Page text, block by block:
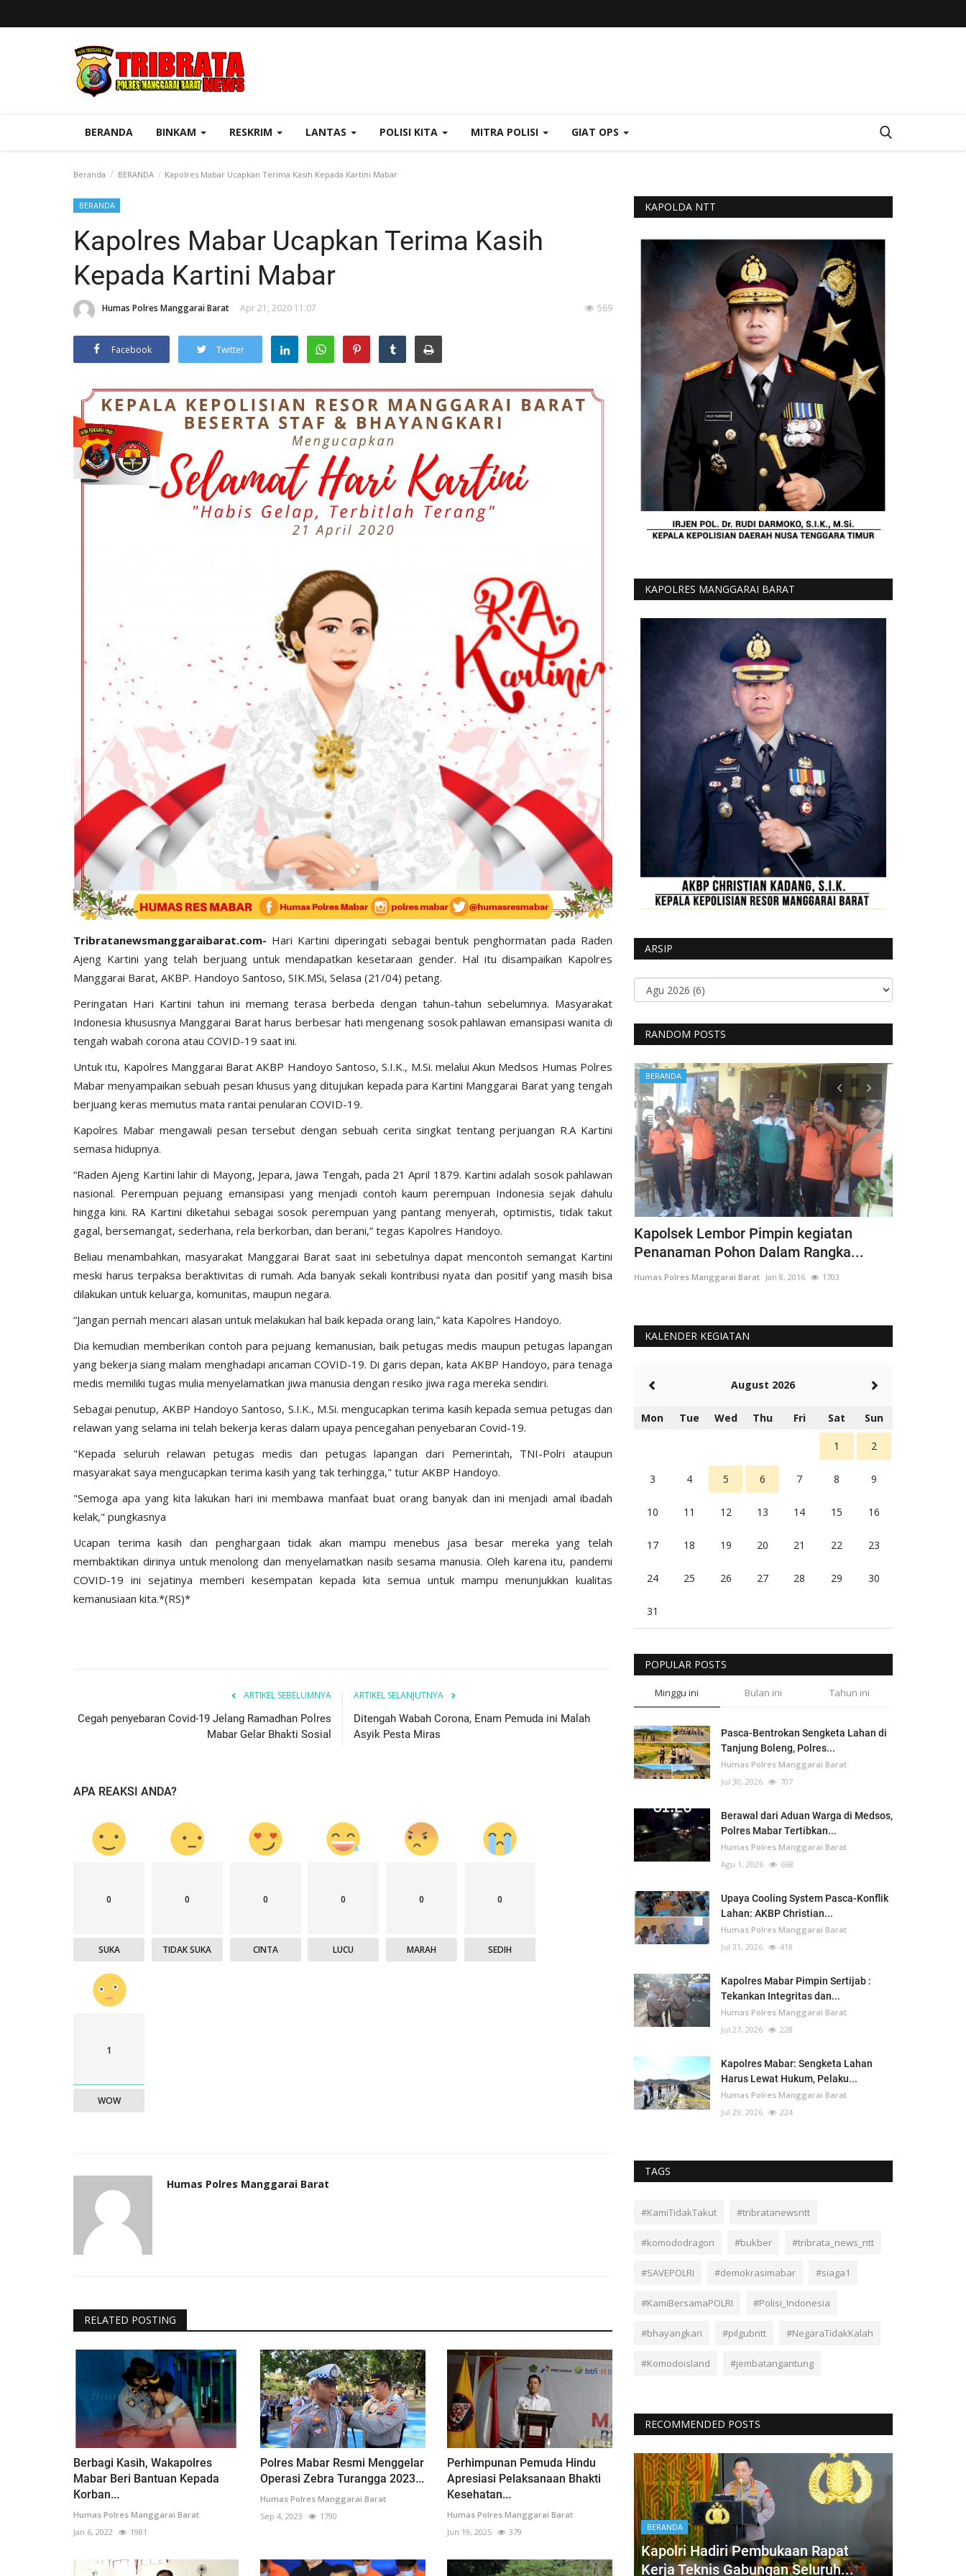
BERANDA BINKAM RESKRIM LANTAS POLISI KITA MITRA POLISI GIAT OPS
Beranda BERANDA Kapolres Mabar Ucapkan Terima Kasih Kepada Kartini Mabar
BERANDA
Kapolres Mabar Ucapkan Terima Kasih
Kepada Kartini Mabar
Humas Polres Manggarai Barat Apr 21, 2020 11:07 569
Facebook Twitter
Tribratanewsmanggaraibarat.com- Hari Kartini diperingati sebagai bentuk penghormatan pada Raden
Ajeng Kartini yang telah berjuang untuk mendapatkan kesetaraan gender. Hal itu disampaikan Kapolres
Manggarai Barat, AKBP. Handoyo Santoso, SIK.MSi, Selasa (21/04) petang.
Peringatan Hari Kartini tahun ini memang terasa berbeda dengan tahun-tahun sebelumnya. Masyarakat
Indonesia khususnya Manggarai Barat harus berbesar hati mengenang sosok pahlawan emansipasi wanita di
tengah wabah corona atau COVID-19 saat ini.
Untuk itu, Kapolres Manggarai Barat AKBP Handoyo Santoso, S.I.K., M.Si. melalui Akun Medsos Humas Polres
Mabar menyampaikan sebuah pesan khusus yang ditujukan kepada para Kartini Manggarai Barat yang tengah
berjuang keras memutus mata rantai penularan COVID-19.
Kapolres Mabar mengawali pesan tersebut dengan sebuah cerita singkat tentang perjuangan R.A Kartini
semasa hidupnya.
“Raden Ajeng Kartini lahir di Mayong, Jepara, Jawa Tengah, pada 21 April 1879. Kartini adalah sosok pahlawan
nasional. Perempuan pejuang emansipasi yang menjadi contoh kaum perempuan Indonesia sejak dahulu
hingga kini. RA Kartini diketahui sebagai sosok perempuan yang pantang menyerah, optimistis, tidak takut
gagal, bersemangat, sederhana, rela berkorban, dan berani,” tegas Kapolres Handoyo.
Beliau menambahkan, masyarakat Manggarai Barat saat ini sebetulnya dapat mencontoh semangat Kartini
meski harus terpaksa beraktivitas di rumah. Ada banyak sekali kontribusi nyata dan positif yang masih bisa
dilakukan untuk keluarga, komunitas, maupun negara.
“Jangan pernah mencari alasan untuk melakukan hal baik kepada orang lain,” kata Kapolres Handoyo.
Dia kemudian memberikan contoh para pejuang kemanusian, baik petugas medis maupun petugas lapangan
yang bekerja siang malam menghadapi ancaman COVID-19. Di garis depan, kata AKBP Handoyo, para tenaga
medis memiliki tugas mulia menyelamatkan jiwa manusia dengan resiko jiwa raga mereka sendiri.
Sebagai penutup, AKBP Handoyo Santoso, S.I.K., M.Si. mengucapkan terima kasih kepada semua petugas dan
relawan yang selama ini telah bekerja keras dalam upaya pencegahan penyebaran Covid-19.
"Kepada seluruh relawan petugas medis dan petugas lapangan dari Pemerintah, TNI-Polri ataupun
masyarakat saya mengucapkan terima kasih yang tak terhingga," tutur AKBP Handoyo.
"Semoga apa yang kita lakukan hari ini membawa manfaat buat orang banyak dan ini menjadi amal ibadah
kelak," pungkasnya
Ucapan terima kasih dan penghargaan tidak akan mampu menebus jasa besar mereka yang telah
membaktikan dirinya untuk menolong dan menyelamatkan nasib sesama manusia. Oleh karena itu, pandemi
COVID-19 ini sejatinya memberi kesempatan kepada kita semua untuk mampu menunjukkan kualitas
kemanusiaan kita.*(RS)*
ARTIKEL SEBELUMNYA
Cegah penyebaran Covid-19 Jelang Ramadhan Polres
Mabar Gelar Bhakti Sosial
ARTIKEL SELANJUTNYA
Ditengah Wabah Corona, Enam Pemuda ini Malah
Asyik Pesta Miras
APA REAKSI ANDA?
0
SUKA
0
TIDAK SUKA
0
CINTA
0
LUCU
0
MARAH
0
SEDIH
1
WOW
Humas Polres Manggarai Barat
RELATED POSTING
Berbagi Kasih, Wakapolres
Mabar Beri Bantuan Kepada
Korban...
Humas Polres Manggarai Barat
Jan 6, 2022
1981
Polres Mabar Resmi Menggelar
Operasi Zebra Turangga 2023...
Humas Polres Manggarai Barat
Sep 4, 2023
1790
Perhimpunan Pemuda Hindu
Apresiasi Pelaksanaan Bhakti
Kesehatan...
Humas Polres Manggarai Barat
Jun 19, 2025
379
KAPOLDA NTT
KAPOLRES MANGGARAI BARAT
ARSIP
RANDOM POSTS
Akpol
BERANDA
Surat Telegram Rotasi Pati Polri,
Komjen Agus Andrianto...
Humas Polres Manggarai Barat Jun 26, 2023 1035
Giat Ops
Giat Quick Wins Polri, Polres Mabar
sambagi warga pesisir
Humas Polres Manggarai Barat Mar 10, 2018 2275
BERANDA
Kapolsek Lembor Pimpin kegiatan
Penanaman Pohon Dalam Rangka...
Humas Polres Manggarai Barat Jan 8, 2016 1703
KALENDER KEGIATAN
August 2026
Mon Tue Wed Thu Fri Sat Sun
1 2
3 4 5 6 7 8 9
10 11 12 13 14 15 16
17 18 19 20 21 22 23
24 25 26 27 28 29 30
31
POPULAR POSTS
Minggu ini Bulan ini Tahun ini
Pasca-Bentrokan Sengketa Lahan di
Tanjung Boleng, Polres...
Humas Polres Manggarai Barat
Jul 30, 2026
707
Berawal dari Aduan Warga di Medsos,
Polres Mabar Tertibkan...
Humas Polres Manggarai Barat
Agu 1, 2026
668
Upaya Cooling System Pasca-Konflik
Lahan: AKBP Christian...
Humas Polres Manggarai Barat
Jul 31, 2026
418
Kapolres Mabar Pimpin Sertijab :
Tekankan Integritas dan...
Humas Polres Manggarai Barat
Jul 27, 2026
228
Kapolres Mabar: Sengketa Lahan
Harus Lewat Hukum, Pelaku...
Humas Polres Manggarai Barat
Jul 29, 2026
224
TAGS
#KamiTidakTakut #tribratanewsntt
#komododragon #bukber #tribrata_news_ntt
#SAVEPOLRI #demokrasimabar #siaga1
#KamiBersamaPOLRI #Polisi_Indonesia
#bhayangkari #pilgubntt #NegaraTidakKalah
#Komodoisland #jembatangantung
RECOMMENDED POSTS
BERANDA
Kapolri Hadiri Pembukaan Rapat
Kerja Teknis Gabungan Seluruh...